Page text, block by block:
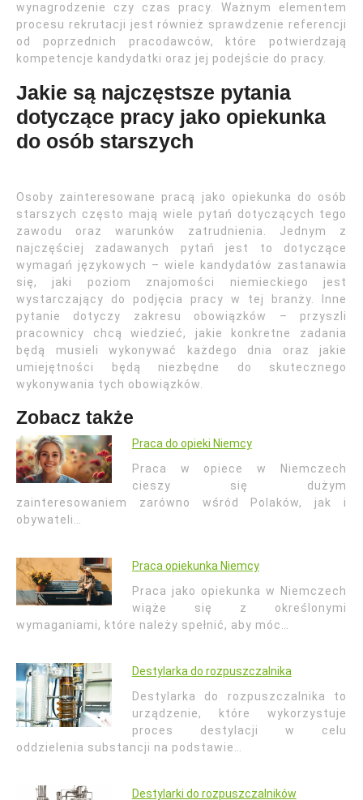
wynagrodzenie czy czas pracy. Ważnym elementem
procesu rekrutacji jest również sprawdzenie referencji
od poprzednich pracodawców, które potwierdzają
kompetencje kandydatki oraz jej podejście do pracy.
Jakie są najczęstsze pytania
dotyczące pracy jako opiekunka
do osób starszych
Osoby zainteresowane pracą jako opiekunka do osób
starszych często mają wiele pytań dotyczących tego
zawodu oraz warunków zatrudnienia. Jednym z
najczęściej zadawanych pytań jest to dotyczące
wymagań językowych – wiele kandydatów zastanawia
się, jaki poziom znajomości niemieckiego jest
wystarczający do podjęcia pracy w tej branży. Inne
pytanie dotyczy zakresu obowiązków – przyszli
pracownicy chcą wiedzieć, jakie konkretne zadania
będą musieli wykonywać każdego dnia oraz jakie
umiejętności będą niezbędne do skutecznego
wykonywania tych obowiązków.
Zobacz także
Praca do opieki Niemcy
Praca w opiece w Niemczech
cieszy się dużym
zainteresowaniem zarówno wśród Polaków, jak i
obywateli…
Praca opiekunka Niemcy
Praca jako opiekunka w Niemczech
wiąże się z określonymi
wymaganiami, które należy spełnić, aby móc…
Destylarka do rozpuszczalnika
Destylarka do rozpuszczalnika to
urządzenie, które wykorzystuje
proces destylacji w celu
oddzielenia substancji na podstawie…
Destylarki do rozpuszczalników